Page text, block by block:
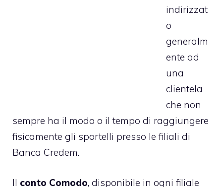
indirizzat
o
generalm
ente ad
una
clientela
che non
sempre ha il modo o il tempo di raggiungere
fisicamente gli sportelli presso le filiali di
Banca Credem.
Il conto Comodo, disponibile in ogni filiale